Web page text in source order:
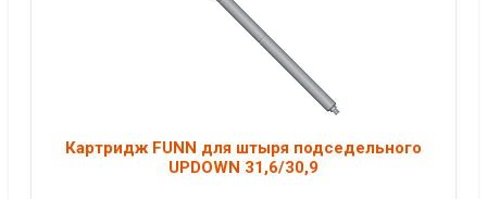
Картридж FUNN для штыря подседельного
UPDOWN 31,6/30,9